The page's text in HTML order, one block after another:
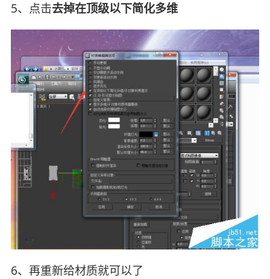
5、点击去掉在顶级以下简化多维
6、再重新给材质就可以了